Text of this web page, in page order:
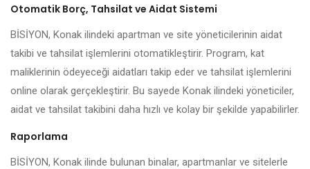
Otomatik Borç, Tahsilat ve Aidat Sistemi
BİSİYON, Konak ilindeki apartman ve site yöneticilerinin aidat
takibi ve tahsilat işlemlerini otomatikleştirir. Program, kat
maliklerinin ödeyeceği aidatları takip eder ve tahsilat işlemlerini
online olarak gerçekleştirir. Bu sayede Konak ilindeki yöneticiler,
aidat ve tahsilat takibini daha hızlı ve kolay bir şekilde yapabilirler.
Raporlama
BİSİYON, Konak ilinde bulunan binalar, apartmanlar ve sitelerle